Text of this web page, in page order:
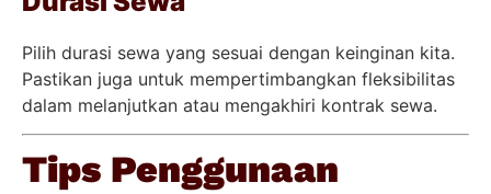
Pilih durasi sewa yang sesuai dengan keinginan kita.
Pastikan juga untuk mempertimbangkan fleksibilitas
dalam melanjutkan atau mengakhiri kontrak sewa.
Tips Penggunaan